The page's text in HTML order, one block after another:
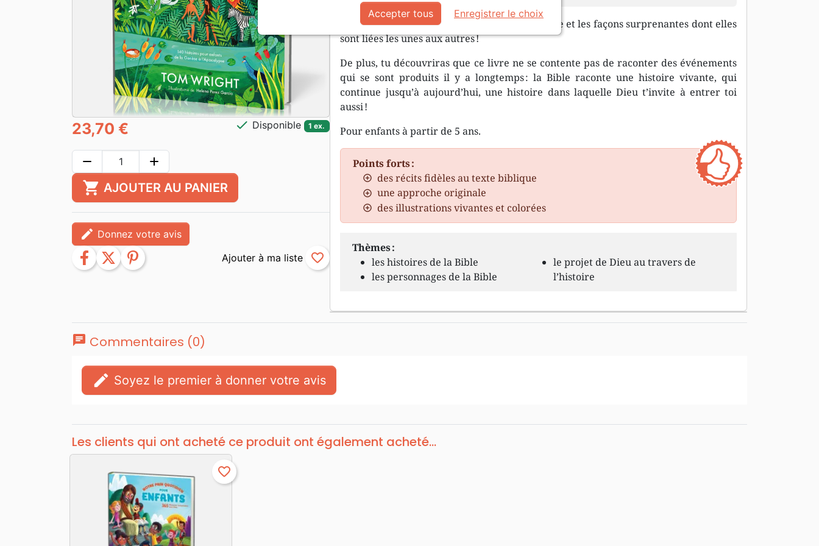
Découvre les merveilleuses histoires de la Bible et les façons surprenantes dont elles
sont liées les unes aux autres !
De plus, tu découvriras que ce livre ne se contente pas de raconter des événements
qui se sont produits il y a longtemps : la Bible raconte une histoire vivante, qui
continue jusqu’à aujourd’hui, une histoire dans laquelle Dieu t’invite à entrer toi
aussi !
Pour enfants à partir de 5 ans.
Points forts :
des récits fidèles au texte biblique
une approche originale
des illustrations vivantes et colorées
Thèmes :
les histoires de la Bible
les personnages de la Bible
le projet de Dieu au travers de
l’histoire
23,70 € check Disponible 1 ex.
remove add
shopping_cart AJOUTER AU PANIER
edit Donnez votre avis
facebook twitter pinterest favorite_border
chat Commentaires (0)
edit Soyez le premier à donner votre avis
Les clients qui ont acheté ce produit ont également acheté...
favorite_border
Accepter tous Enregistrer le choix